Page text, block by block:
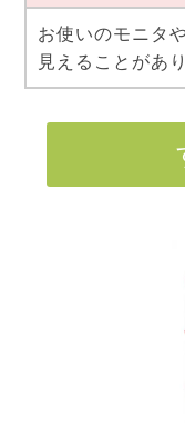
お使いのモニタ
見えることがあ